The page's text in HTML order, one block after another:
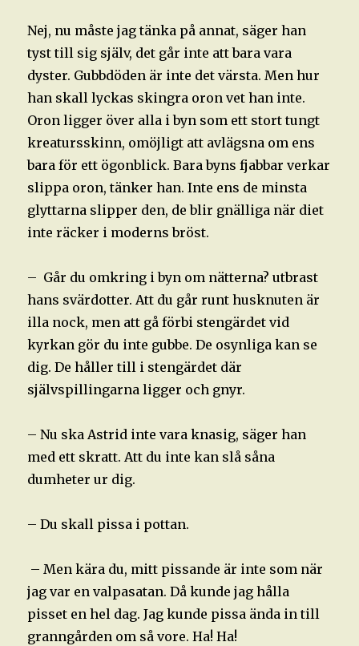
Nej, nu måste jag tänka på annat, säger han
tyst till sig själv, det går inte att bara vara
dyster. Gubbdöden är inte det värsta. Men hur
han skall lyckas skingra oron vet han inte.
Oron ligger över alla i byn som ett stort tungt
kreatursskinn, omöjligt att avlägsna om ens
bara för ett ögonblick. Bara byns fjabbar verkar
slippa oron, tänker han. Inte ens de minsta
glyttarna slipper den, de blir gnälliga när diet
inte räcker i moderns bröst.
– Går du omkring i byn om nätterna? utbrast
hans svärdotter. Att du går runt husknuten är
illa nock, men att gå förbi stengärdet vid
kyrkan gör du inte gubbe. De osynliga kan se
dig. De håller till i stengärdet där
självspillingarna ligger och gnyr.
– Nu ska Astrid inte vara knasig, säger han
med ett skratt. Att du inte kan slå såna
dumheter ur dig.
– Du skall pissa i pottan.
– Men kära du, mitt pissande är inte som när
jag var en valpasatan. Då kunde jag hålla
pisset en hel dag. Jag kunde pissa ända in till
granngården om så vore. Ha! Ha!